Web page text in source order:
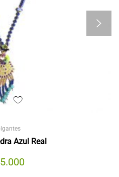
Azul Real